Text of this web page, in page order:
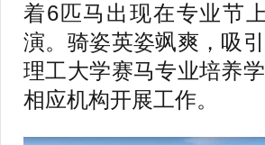
着6匹马出现在专业节
演。骑姿英姿飒爽，吸
理工大学赛马专业培养
相应机构开展工作。